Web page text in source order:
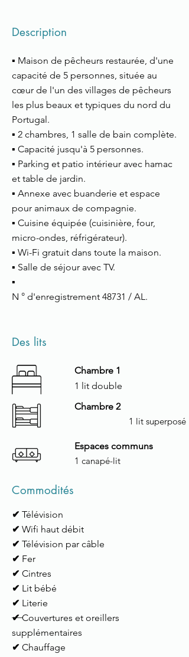
Description
▪ Maison de pêcheurs restaurée, d'une
capacité de 5 personnes, située au
cœur de l'un des villages de pêcheurs
les plus beaux et typiques du nord du
Portugal.
▪ 2 chambres, 1 salle de bain complète.
▪ Capacité jusqu'à 5 personnes.
▪ Parking et patio intérieur avec hamac
et table de jardin.
▪ Annexe avec buanderie et espace
pour animaux de compagnie.
▪ Cuisine équipée (cuisinière, four,
micro-ondes, réfrigérateur).
▪ Wi-Fi gratuit dans toute la maison.
▪ Salle de séjour avec TV.
▪
N ° d'enregistrement 48731 / AL.
Des lits
Chambre 1
1 lit double
Chambre 2
1 lit superposé
Espaces communs
1 canapé-lit
Commodités
✔ Télévision
✔ Wifi haut débit
✔ Télévision par câble
✔ Fer
✔ Cintres
✔ Lit bébé
✔ Literie
✔ Couvertures et oreillers
supplémentaires
✔ Chauffage